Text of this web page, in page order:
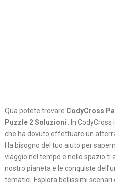
Qua potete trovare CodyCross
Puzzle 2 Soluzioni . In
che ha dovuto effettuare un
Ha bisogno del tuo aiuto per
viaggio nel tempo e nello spazio ti
nostro pianeta e le conquiste
tematici. Esplora bellissimi